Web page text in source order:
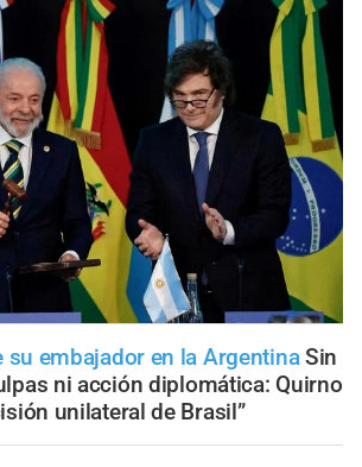
su embajador en la Argentina Sin
ni acción diplomática: Quirno
unilateral de Brasil”